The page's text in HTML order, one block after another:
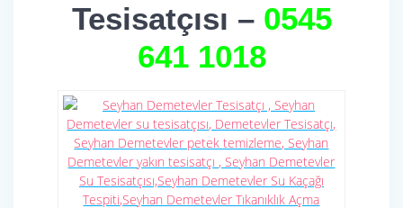
Tesisatçısı – 0545
641 1018